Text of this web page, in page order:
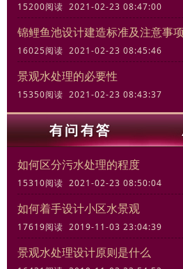
15200阅读 2021-02-23 08:47:00
锦鲤鱼池设计建造标准及注意事项
16025阅读 2021-02-23 08:45:46
景观水处理的必要性
15350阅读 2021-02-23 08:43:37
如何区分污水处理的程度
15310阅读 2021-02-23 08:50:04
如何着手设计小区水景观
17619阅读 2019-11-03 23:04:39
景观水处理设计原则是什么